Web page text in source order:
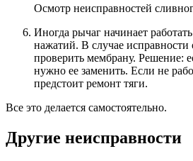
Осмотр неисправностей
Иногда рычаг начинает
нажатий. В случае
проверить мембрану. Решение:
нужно ее заменить. Если не
предстоит ремонт тяги.
Все это делается самостоятельно.
Другие неисправности